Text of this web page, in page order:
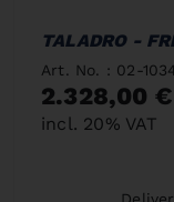
TALADRO -
Art. No. : 02-1034
2.328,00 €
incl. 20% VAT